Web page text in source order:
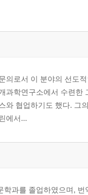
의로서 이 분야의 선도
과학연구소에서 수련
와 협업하기도 했다. 그
에서...
학과를 졸업하였으며,